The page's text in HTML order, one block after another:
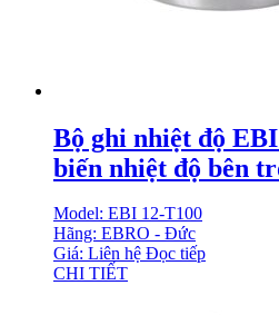
Bộ ghi nhiệt độ
biến nhiệt độ bên
Model: EBI 12-T100
Hãng: EBRO - Đức
Giá: Liên hệ Đọc tiếp
CHI TIẾT